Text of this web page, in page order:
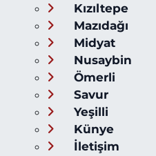
Kızıltepe
Mazıdağı
Midyat
Nusaybin
Ömerli
Savur
Yeşilli
Künye
İletişim